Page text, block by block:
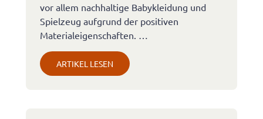
vor allem nachhaltige Babykleidung und
Spielzeug aufgrund der positiven
Materialeigenschaften. …
ARTIKEL LESEN